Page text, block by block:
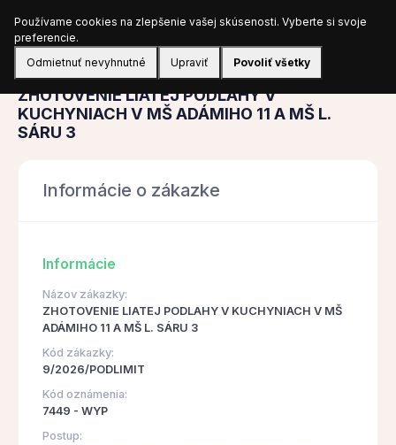
Prihlásiť sa
Obstarávanie
ZHOTOVENIE LIATEJ PODLAHY V
KUCHYNIACH V MŠ ADÁMIHO 11 A MŠ L.
SÁRU 3
Informácie o zákazke
Informácie
Názov zákazky:
ZHOTOVENIE LIATEJ PODLAHY V KUCHYNIACH V MŠ
ADÁMIHO 11 A MŠ L. SÁRU 3
Kód zákazky:
9/2026/PODLIMIT
Kód oznámenia:
7449 - WYP
Postup:
Používame cookies na zlepšenie vašej skúsenosti. Vyberte si svoje
preferencie.
Odmietnuť nevyhnutné
Upraviť Povoliť všetky